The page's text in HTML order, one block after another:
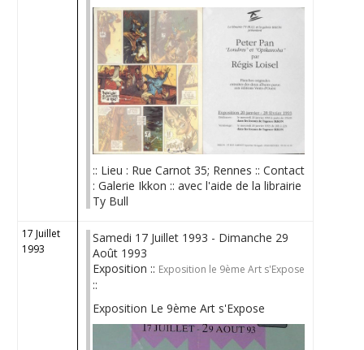
:: Lieu : Rue Carnot 35; Rennes :: Contact
: Galerie Ikkon :: avec l'aide de la librairie
Ty Bull
17 Juillet
1993
Samedi 17 Juillet 1993 - Dimanche 29
Août 1993
Exposition :: Exposition le 9ème Art s'Expose
::
Exposition Le 9ème Art s'Expose